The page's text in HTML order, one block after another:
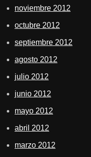
noviembre 2012
octubre 2012
septiembre 2012
agosto 2012
julio 2012
junio 2012
mayo 2012
abril 2012
marzo 2012